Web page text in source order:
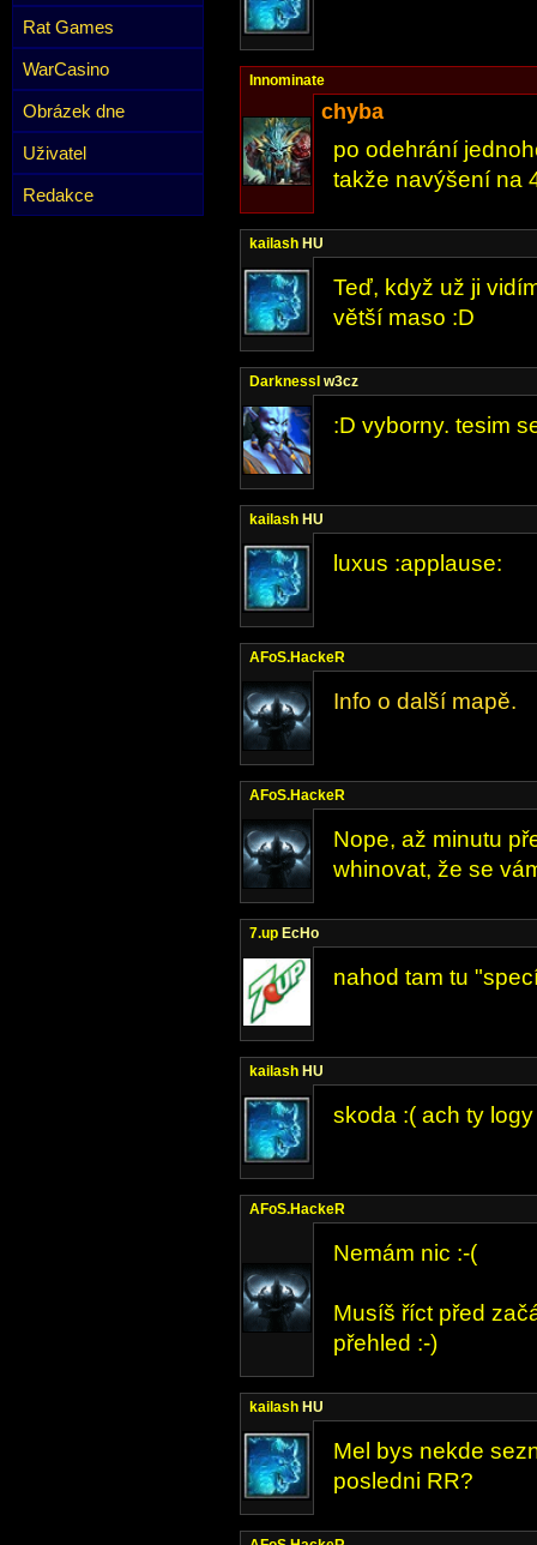
Rat Games
WarCasino
Obrázek dne
Uživatel
Redakce
Innominate
chyba
po odehrání
takže navýšení na
kailash HU
Teď, když už ji
větší maso :D
DarknessI w3cz
:D vyborny. tesim
kailash HU
luxus :applause:
AFoS.HackeR
Info o další mapě.
AFoS.HackeR
Nope, až minutu
whinovat, že se
7.up EcHo
nahod tam tu
kailash HU
skoda :( ach ty logy
AFoS.HackeR
Nemám nic :-(
Musíš říct před
přehled :-)
kailash HU
Mel bys nekde
posledni RR?